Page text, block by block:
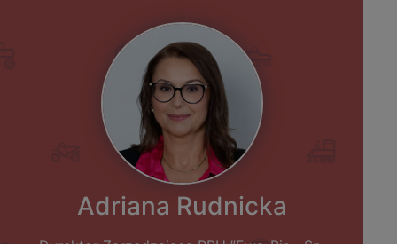
Adriana Rudnicka